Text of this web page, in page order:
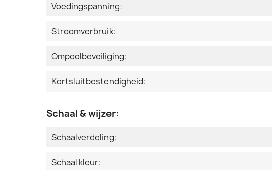
Voedingspanning:
Stroomverbruik:
Ompoolbeveiliging:
Kortsluitbestendigheid:
Schaal & wijzer:
Schaalverdeling:
Schaal kleur: